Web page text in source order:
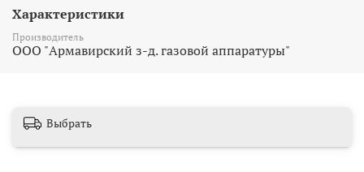
Характеристики
Производитель
ООО "Армавирский з-д. газовой аппаратуры"
Выбрать